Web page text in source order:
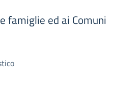
famiglie ed ai Comuni